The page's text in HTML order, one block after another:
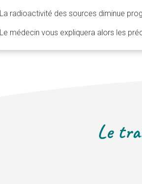
La radioactivité des sources diminue
Le médecin vous expliquera alors les
Le